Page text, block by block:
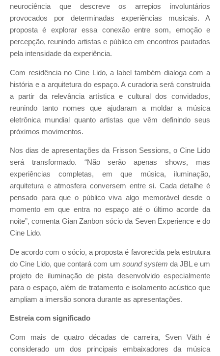
neurociência que descreve os arrepios involuntários
provocados por determinadas experiências musicais. A
proposta é explorar essa conexão entre som, emoção e
percepção, reunindo artistas e público em encontros pautados
pela intensidade da experiência.
Com residência no Cine Lido, a label também dialoga com a
história e a arquitetura do espaço. A curadoria será construída
a partir da relevância artística e cultural dos convidados,
reunindo tanto nomes que ajudaram a moldar a música
eletrônica mundial quanto artistas que vêm definindo seus
próximos movimentos.
Nos dias de apresentações da Frisson Sessions, o Cine Lido
será transformado. “Não serão apenas shows, mas
experiências completas, em que música, iluminação,
arquitetura e atmosfera conversem entre si. Cada detalhe é
pensado para que o público viva algo memorável desde o
momento em que entra no espaço até o último acorde da
noite”, comenta Gian Zanbon sócio da Seven Experience e do
Cine Lido.
De acordo com o sócio, a proposta é favorecida pela estrutura
do Cine Lido, que contará com um sound system da JBL e um
projeto de iluminação de pista desenvolvido especialmente
para o espaço, além de tratamento e isolamento acústico que
ampliam a imersão sonora durante as apresentações.
Estreia com significado
Com mais de quatro décadas de carreira, Sven Väth é
considerado um dos principais embaixadores da música